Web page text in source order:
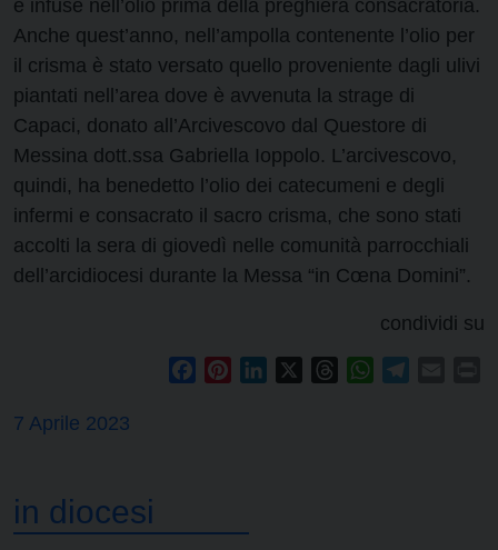
e infuse nell’olio prima della preghiera consacratoria.
Anche quest’anno, nell’ampolla contenente l’olio per
il crisma è stato versato quello proveniente dagli ulivi
piantati nell’area dove è avvenuta la strage di
Capaci, donato all’Arcivescovo dal Questore di
Messina dott.ssa Gabriella Ioppolo. L’arcivescovo,
quindi, ha benedetto l’olio dei catecumeni e degli
infermi e consacrato il sacro crisma, che sono stati
accolti la sera di giovedì nelle comunità parrocchiali
dell’arcidiocesi durante la Messa “in Cœna Domini”.
condividi su
FacebookPinterestLinkedIn ThreadsWhatsApp
7 Aprile 2023
in diocesi